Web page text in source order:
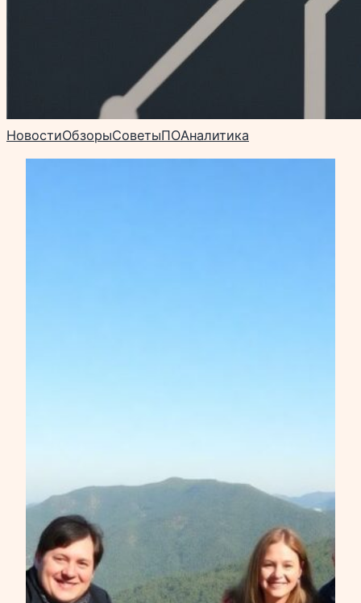
НовостиОбзорыСоветыПОАналитика